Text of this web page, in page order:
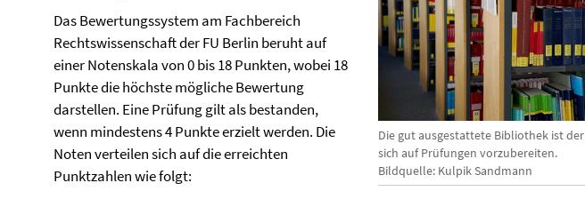
Die gut ausgestattete Bibliothek ist
sich auf Prüfungen vorzubereiten.
Bildquelle: Kulpik Sandmann
Das Bewertungssystem am Fachbereich
Rechtswissenschaft der FU Berlin beruht auf
einer Notenskala von 0 bis 18 Punkten, wobei 18
Punkte die höchste mögliche Bewertung
darstellen. Eine Prüfung gilt als bestanden,
wenn mindestens 4 Punkte erzielt werden. Die
Noten verteilen sich auf die erreichten
Punktzahlen wie folgt: